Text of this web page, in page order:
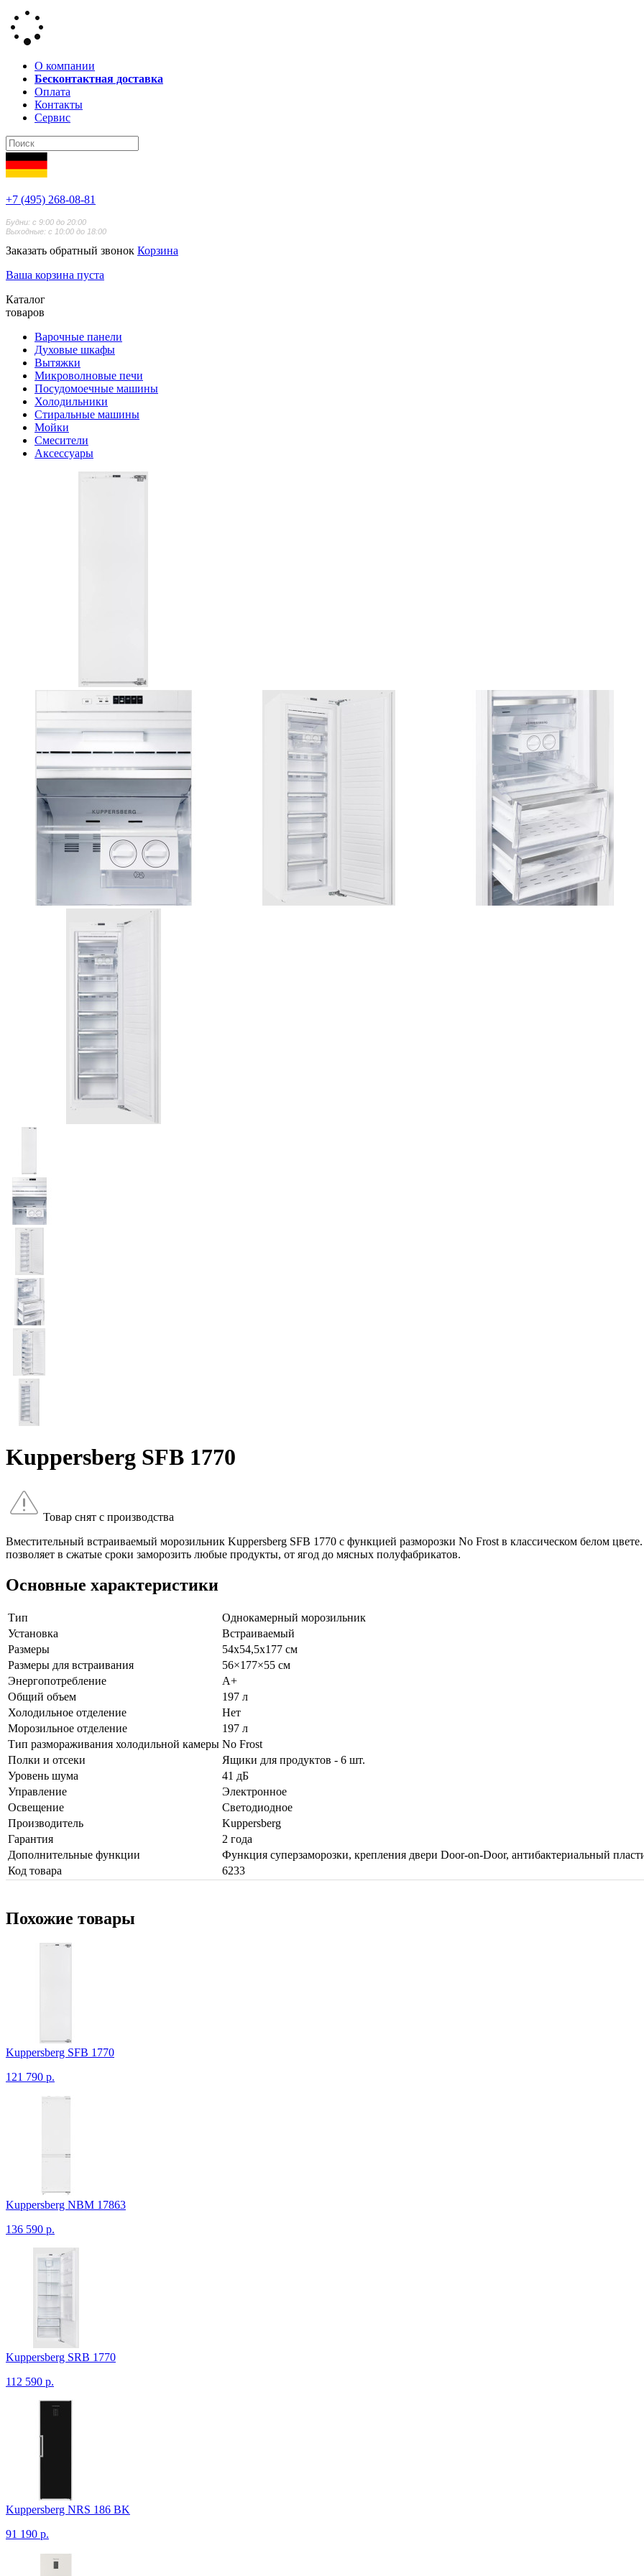
О компании
Бесконтактная доставка
Оплата
Контакты
Сервис
+7 (495) 268-08-81
Будни: с 9:00 до 20:00
Выходные: с 10:00 до 18:00
Заказать обратный звонок Корзина
Ваша корзина пуста
Каталог
товаров
Варочные панели
Духовые шкафы
Вытяжки
Микроволновые печи
Посудомоечные машины
Холодильники
Стиральные машины
Мойки
Смесители
Аксессуары
Kuppersberg SFB 1770
Товар снят с производства
Вместительный встраиваемый морозильник Kuppersberg SFB 1770 с функцией разморозки No Frost в классическом белом
позволяет в сжатые сроки заморозить любые продукты, от ягод до мясных полуфабрикатов.
Основные характеристики
Тип
Однокамерный морозильник
Установка
Встраиваемый
Размеры
54x54,5x177 см
Размеры для встраивания
56×177×55 см
Энергопотребление
A+
Общий объем
197 л
Холодильное отделение
Нет
Морозильное отделение
197 л
Тип размораживания холодильной камеры No Frost
Полки и отсеки
Ящики для продуктов - 6 шт.
Уровень шума
41 дБ
Управление
Электронное
Освещение
Светодиодное
Производитель
Kuppersberg
Гарантия
2 года
Дополнительные функции
Функция суперзаморозки, крепления двери Door-on-Door, антибактериальный
Код товара
6233
Похожие товары
Kuppersberg SFB 1770
121 790 р.
Kuppersberg NBM 17863
136 590 р.
Kuppersberg SRB 1770
112 590 р.
Kuppersberg NRS 186 BK
91 190 р.